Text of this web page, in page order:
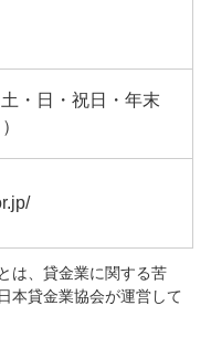
・日・祝日・年末
は、貸金業に関する苦
本貸金業協会が運営して